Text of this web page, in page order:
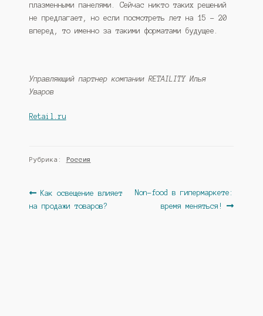
плазменными панелями. Сейчас никто таких решений
не предлагает, но если посмотреть лет на 15 – 20
вперед, то именно за такими форматами будущее.
Управляющий партнер компании RETAILITYИлья
Уваров
Retail.ru
Рубрика: Россия
Навигация
по
Предыдущая
запись:
Как освещение влияет
на продажи товаров?
Следующая
запись:
Non-food в гипермаркете:
время меняться!